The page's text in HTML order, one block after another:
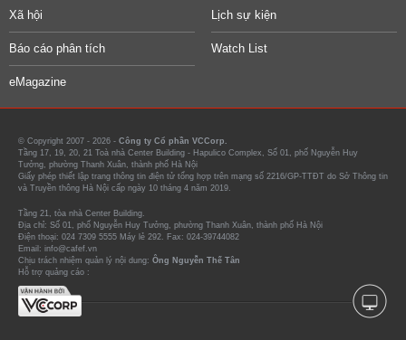
Xã hội Lịch sự kiện
Báo cáo phân tích Watch List
eMagazine
© Copyright 2007 - 2026 - Công ty Cổ phần VCCorp.
Tầng 17, 19, 20, 21 Toà nhà Center Building - Hapulico Complex, Số 01, phố Nguyễn Huy
Tưởng, phường Thanh Xuân, thành phố Hà Nội
Giấy phép thiết lập trang thông tin điện tử tổng hợp trên mạng số 2216/GP-TTĐT do Sở Thông tin
và Truyền thông Hà Nội cấp ngày 10 tháng 4 năm 2019.
Tầng 21, tòa nhà Center Building.
Địa chỉ: Số 01, phố Nguyễn Huy Tưởng, phường Thanh Xuân, thành phố Hà Nội
Điện thoại: 024 7309 5555 Máy lẻ 292. Fax: 024-39744082
Email: info@cafef.vn
Chịu trách nhiệm quản lý nội dung: Ông Nguyễn Thế Tân
Hỗ trợ quảng cáo :